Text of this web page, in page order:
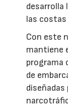
desarrolla
las costas
Con este
mantiene
programa
de
diseñadas